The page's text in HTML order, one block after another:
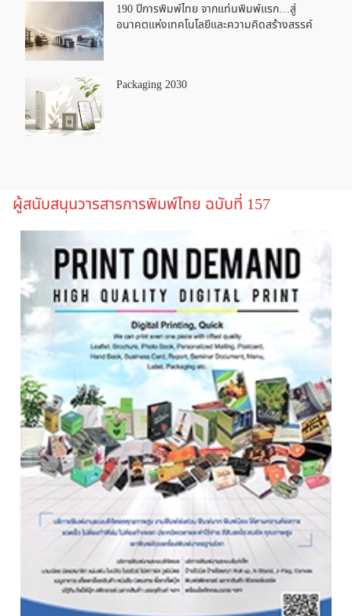
190 ปีการพิมพ์ไทย จากแท่นพิมพ์แรก…สู่
อนาคตแห่งเทคโนโลยีและความคิดสร้างสรรค์
Packaging 2030
ผู้สนับสนุนวารสารการพิมพ์ไทย ฉบับที่ 157